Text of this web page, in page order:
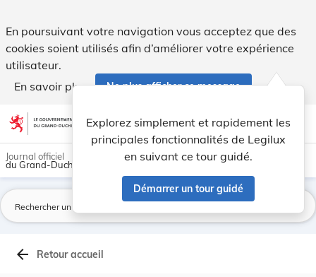
En poursuivant votre navigation vous acceptez que des
cookies soient utilisés afin d’améliorer votre expérience
utilisateur.
En savoir plus
Ne plus afficher ce message
Aller au contenu account_circle help Aide
Explorez simplement et rapidement les
principales fonctionnalités de Legilux
en suivant ce tour guidé.
Démarrer un tour guidé
light_mode dark_mode
Journal officiel
du Grand-Duché de Luxembourg
arrow_back Retour accueil